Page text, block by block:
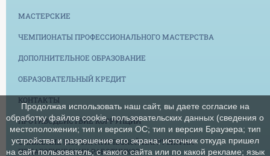
МАСТЕРСКИЕ
ЧЕМПИОНАТЫ ПРОФЕССИОНАЛЬНОГО МАСТЕРСТВА
ДОПОЛНИТЕЛЬНОЕ ОБРАЗОВАНИЕ
ОБРАЗОВАТЕЛЬНЫЙ КРЕДИТ
КОНТАКТЫ
ПРОТИВОДЕЙСТВИЕ КОРРУПЦИИ
СНИЖЕНИЕ БЮРОКРАТИЧЕСКОЙ НАГРУЗКИ НА
ПЕДАГОГИЧЕСКИХ РАБОТНИКОВ
Продолжая использовать наш сайт, вы даете согласие на
обработку файлов cookie, пользовательских данных (сведения о
местоположении; тип и версия ОС; тип и версия Браузера; тип
устройства и разрешение его экрана; источник откуда пришел
на сайт пользователь; с какого сайта или по какой рекламе; язык